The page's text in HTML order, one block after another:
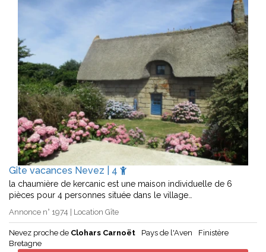
Gîte vacances Nevez | 4
la chaumière de kercanic est une maison individuelle de 6
pièces pour 4 personnes située dans le village…
Annonce n° 1974 | Location Gîte
Nevez proche de Clohars Carnoët Pays de l'Aven
Finistère
Bretagne